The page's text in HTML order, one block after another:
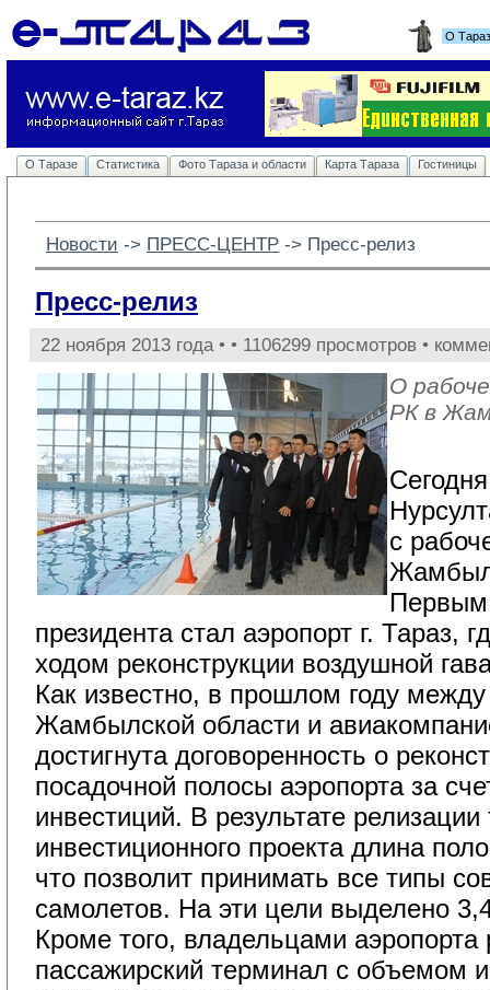
О
О Таразе Статистика Фото Тараза и области Карта Тараза Гостиницы
Новости -> ПРЕСС-ЦЕНТР -> Пресс-релиз
Пресс-релиз
22 ноября 2013 года • • 1106299 просмотров •
О
РК в
с
Первым
президента стал аэропорт г. Тараз,
ходом реконструкции воздушной
Как известно, в прошлом году
Жамбылской области и
достигнута договоренность о
посадочной полосы аэропорта за
инвестиций. В результате релизации
инвестиционного проекта длина
что позволит принимать все типы
самолетов. На эти цели выделено
Кроме того, владельцами аэропорта
пассажирский терминал с объемом